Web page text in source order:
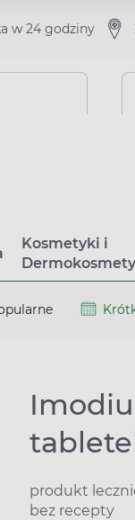
w 24 godziny
Kosmetyki i
produkt
bez recepty